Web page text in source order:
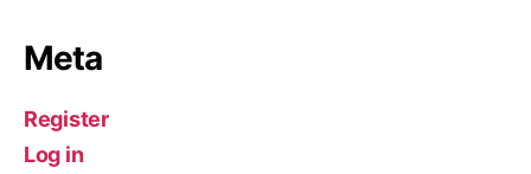
Meta
Register
Log in